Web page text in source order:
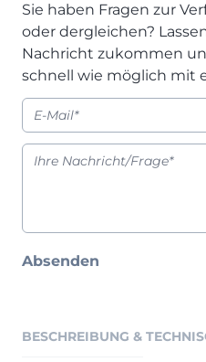
Spiegel
ALLES ANZEIGEN
PROSPEKTE & KATALOGE
XOOON Lookbook
XOOON Prospekt
SALE
Beratungstermin
Auftragsstatus anfordern
Wunsch-Liefertermin
Sie haben Fragen zur
oder dergleichen?
Nachricht zukommen
schnell wie möglich mit
Absenden
BESCHREIBUNG &